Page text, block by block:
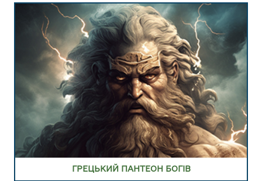
ГРЕЦЬКИЙ ПАНТЕОН БОГІВ
ПЕРЕЙТИ В РОЗДІЛ ГРЕЦЬКІ ГЕРОЇ